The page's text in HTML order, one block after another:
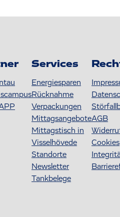
Services
Energiesparen
Rücknahme
Verpackungen
Mittagsangebote
Mittagstisch in
Visselhövede
Standorte
Newsletter
Tankbelege
AGB
Cookies